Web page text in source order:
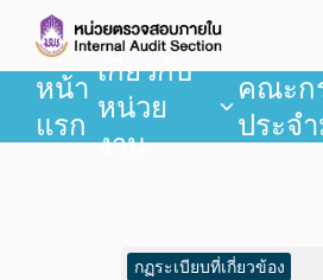
หน้า
แรก
เกี่ยวกับ
หน่วย
งาน
คณะก
ประจ
กฏระเบียบที่เกี่ยวข้อง